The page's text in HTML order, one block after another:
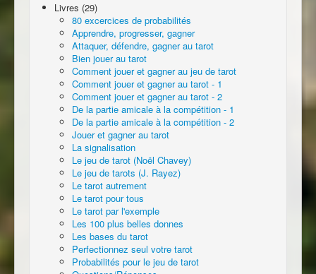
Livres (29)
80 excercices de probabilités
Apprendre, progresser, gagner
Attaquer, défendre, gagner au tarot
Bien jouer au tarot
Comment jouer et gagner au jeu de tarot
Comment jouer et gagner au tarot - 1
Comment jouer et gagner au tarot - 2
De la partie amicale à la compétition - 1
De la partie amicale à la compétition - 2
Jouer et gagner au tarot
La signalisation
Le jeu de tarot (Noël Chavey)
Le jeu de tarots (J. Rayez)
Le tarot autrement
Le tarot pour tous
Le tarot par l'exemple
Les 100 plus belles donnes
Les bases du tarot
Perfectionnez seul votre tarot
Probabilités pour le jeu de tarot